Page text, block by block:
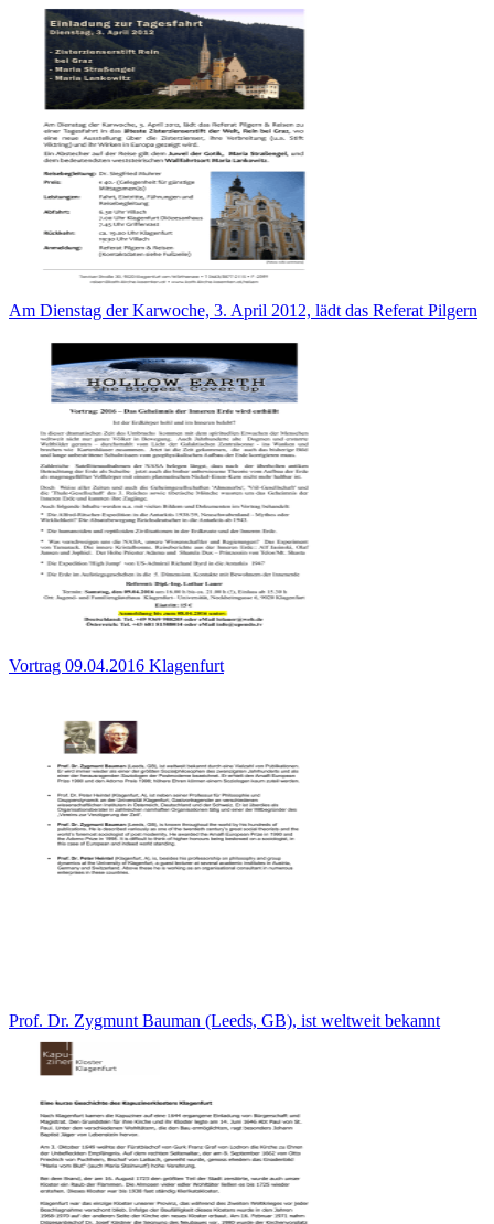
Am Dienstag der Karwoche, 3. April 2012, lädt das Referat Pilgern
Vortrag 09.04.2016 Klagenfurt
Prof. Dr. Zygmunt Bauman (Leeds, GB), ist weltweit bekannt